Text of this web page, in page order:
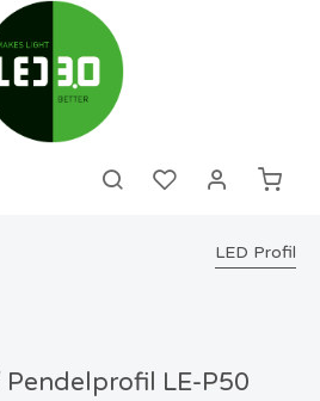
LED Profil
Pendelprofil LE-P50